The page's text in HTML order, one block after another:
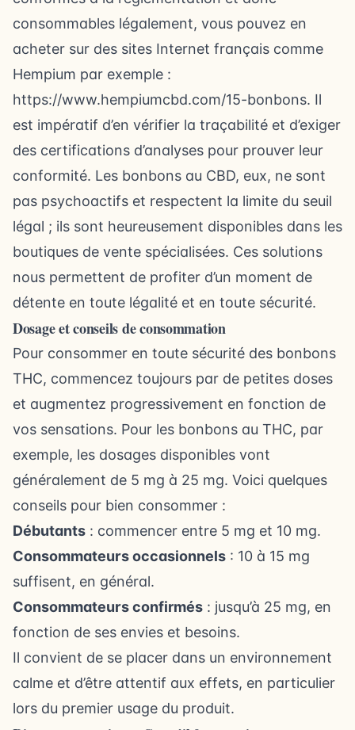
consommables légalement, vous pouvez en
acheter sur des sites Internet français comme
Hempium par exemple :
https://www.hempiumcbd.com/15-bonbons. Il
est impératif d’en vérifier la traçabilité et d’exiger
des certifications d’analyses pour prouver leur
conformité. Les bonbons au CBD, eux, ne sont
pas psychoactifs et respectent la limite du seuil
légal ; ils sont heureusement disponibles dans les
boutiques de vente spécialisées. Ces solutions
nous permettent de profiter d’un moment de
détente en toute légalité et en toute sécurité.
Dosage et conseils de consommation
Pour consommer en toute sécurité des bonbons
THC, commencez toujours par de petites doses
et augmentez progressivement en fonction de
vos sensations. Pour les bonbons au THC, par
exemple, les dosages disponibles vont
généralement de 5 mg à 25 mg. Voici quelques
conseils pour bien consommer :
Débutants : commencer entre 5 mg et 10 mg.
Consommateurs occasionnels : 10 à 15 mg
suffisent, en général.
Consommateurs confirmés : jusqu’à 25 mg, en
fonction de ses envies et besoins.
Il convient de se placer dans un environnement
calme et d’être attentif aux effets, en particulier
lors du premier usage du produit.